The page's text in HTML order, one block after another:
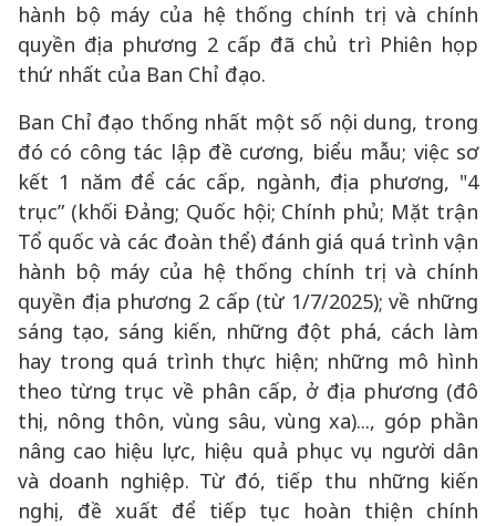
hành bộ máy của hệ thống chính trị và chính
quyền địa phương 2 cấp đã chủ trì Phiên họp
thứ nhất của Ban Chỉ đạo.
Ban Chỉ đạo thống nhất một số nội dung, trong
đó có công tác lập đề cương, biểu mẫu; việc sơ
kết 1 năm để các cấp, ngành, địa phương, "4
trục” (khối Đảng; Quốc hội; Chính phủ; Mặt trận
Tổ quốc và các đoàn thể) đánh giá quá trình vận
hành bộ máy của hệ thống chính trị và chính
quyền địa phương 2 cấp (từ 1/7/2025); về những
sáng tạo, sáng kiến, những đột phá, cách làm
hay trong quá trình thực hiện; những mô hình
theo từng trục về phân cấp, ở địa phương (đô
thị, nông thôn, vùng sâu, vùng xa)..., góp phần
nâng cao hiệu lực, hiệu quả phục vụ người dân
và doanh nghiệp. Từ đó, tiếp thu những kiến
nghị, đề xuất để tiếp tục hoàn thiện chính